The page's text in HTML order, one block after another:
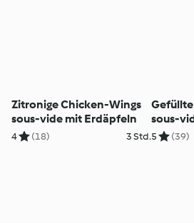
Zitronige Chicken-Wings
sous-vide mit Erdäpfeln
4 (18) 3 Std.
sous-
5 (39)